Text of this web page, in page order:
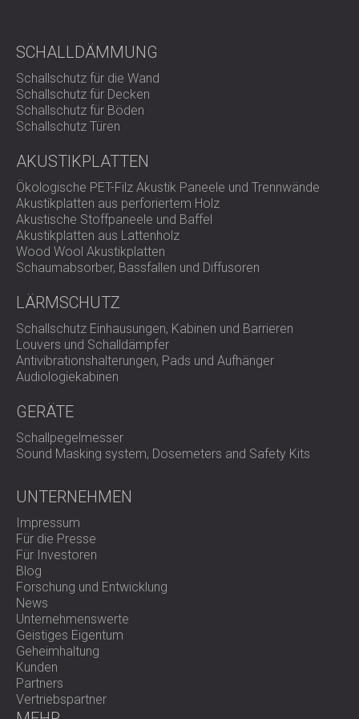
keine Spezialwerkzeuge benötigt; eine detaillierte
Installationsanleitung ist auf Anfrage bei DECIBEL
erhältlich.
Wichtigste Spezifikationen
Konstruktion: verzinkter Stahlsockel und Feder
Gummischicht: elastisches Polymer zur
Hochfrequenzisolierung
Verformung unter maximaler Last: 25 mm
Eigenfrequenz bei maximaler Last: 3 Hz
Empfohlene Maschinendrehzahl: ≥400 U/min
Schraubengröße: M8 (oben und unten)
Verfügbare Modelle und Traglastbereiche: AM (25):
8–25 kg; AM (50): 20–50 kg; AM (100): 40–100 kg;
AM (150): 80–150 kg
Norm: ISO EN 10270-konform
Am besten geeignet für
Luftkompressoren und Wasserkühler
Heizungs-, Lüftungs- und Klimaanlagen sowie
Leichte und mittlere Industriemaschinen
Präzisionsgefertigte
Schwingungsdämpfung
VIBRO-AM bietet bewährte mechanische Stabilität und
akustischen Komfort durch effektive Vibrationsisolierung
direkt an der Quelle.
SCHALLDÄMMUNG
Schallschutz für die Wand
Schallschutz für Decken
Schallschutz für Böden
Schallschutz Türen
AKUSTIKPLATTEN
Ökologische PET-Filz Akustik Paneele und Trennwände
Akustikplatten aus perforiertem Holz
Akustische Stoffpaneele und Baffel
Akustikplatten aus Lattenholz
Wood Wool Akustikplatten
Schaumabsorber, Bassfallen und Diffusoren
LÄRMSCHUTZ
Schallschutz Einhausungen, Kabinen und Barrieren
Louvers und Schalldämpfer
Antivibrationshalterungen, Pads und Aufhänger
Audiologiekabinen
GERÄTE
Schallpegelmesser
Sound Masking system, Dosemeters and Safety Kits
UNTERNEHMEN
Impressum
Für die Presse
Für Investoren
Blog
Forschung und Entwicklung
News
Unternehmenswerte
Geistiges Eigentum
Geheimhaltung
Kunden
Partners
Vertriebspartner